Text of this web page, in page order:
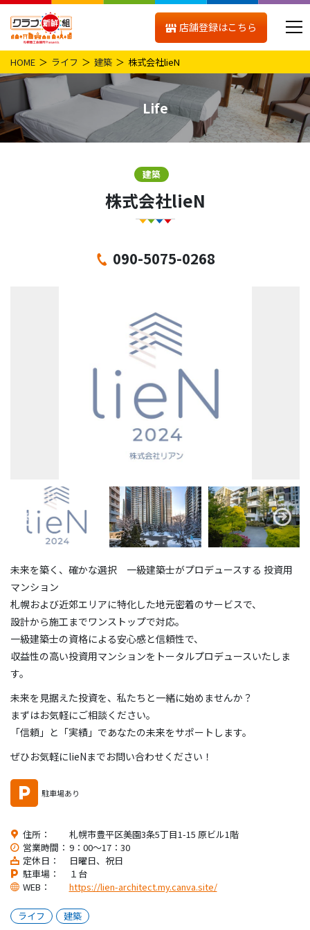
店舗登録はこちら
HOME ライフ 建築 株式会社lieN
Life
建築
株式会社lieN
090-5075-0268
未来を築く、確かな選択 一級建築士がプロデュースする 投資用
マンション
札幌および近郊エリアに特化した地元密着のサービスで、
設計から施工までワンストップで対応。
一級建築士の資格による安心感と信頼性で、
収益性の高い投資用マンションをトータルプロデュースいたしま
す。
未来を見据えた投資を、私たちと一緒に始めませんか？
まずはお気軽にご相談ください。
「信頼」と「実績」であなたの未来をサポートします。
ぜひお気軽にlieNまでお問い合わせください！
駐車場あり
住所：
札幌市豊平区美園3条5丁目1-15 原ビル1階
営業時間： 9：00〜17：30
定休日：
日曜日、祝日
駐車場：
１台
WEB：
https://lien-architect.my.canva.site/
ライフ 建築